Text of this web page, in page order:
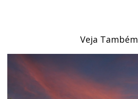
Veja Também